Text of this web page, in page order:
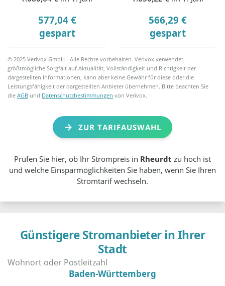
577,04 €
gespart
566,29 €
gespart
© 2025 Verivox GmbH - Alle Rechte vorbehalten. Verivox verwendet
größtmögliche Sorgfalt auf Aktualität, Vollständigkeit und Richtigkeit der
dargestellten Informationen, kann aber keine Gewähr für diese oder die
Leistungsfähigkeit der dargestellten Anbieter übernehmen. Bitte beachten Sie
dieAGB und Datenschutzbestimmungen von Verivox.
ZUR TARIFAUSWAHL
Prüfen Sie hier, ob Ihr Strompreis in Rheurdt zu hoch ist
und welche Einsparmöglichkeiten Sie haben, wenn Sie Ihren
Stromtarif wechseln.
Günstigere Stromanbieter in Ihrer
Stadt
Baden-Württemberg